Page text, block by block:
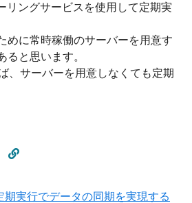
リングサービスを使用して定期実
めに常時稼働のサーバーを用意す
ると思います。
、サーバーを用意しなくても定期
期実行でデータの同期を実現する